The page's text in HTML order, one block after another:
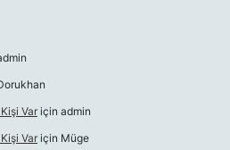
Var için admin
Var için Müge